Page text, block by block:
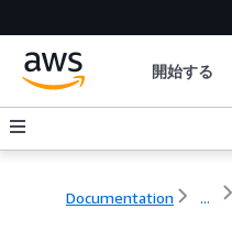
開始する
Documentation ...